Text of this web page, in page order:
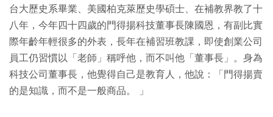
台大歷史系畢業、美國柏克萊歷史學碩士、在補教界教了十
八年，今年四十四歲的門得揚科技董事長陳國恩，有副比實
際年齡年輕很多的外表，長年在補習班教課，即使創業公司
員工仍習慣以「老師」稱呼他，而不叫他「董事長」。身為
科技公司董事長，他覺得自己是教育人，他說：「門得揚賣
的是知識，而不是一般商品。 」